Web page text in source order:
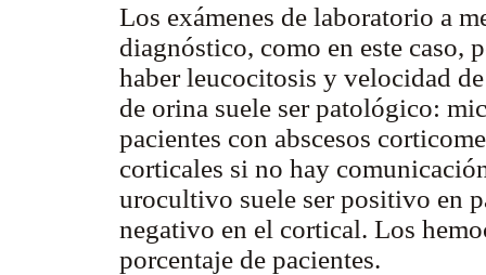
Los exámenes de laboratorio a
diagnóstico, como en este caso,
haber leucocitosis y velocidad
de orina suele ser patológico:
pacientes con abscesos
corticales si no hay
urocultivo suele ser positivo en
negativo en el cortical. Los
porcentaje de pacientes.